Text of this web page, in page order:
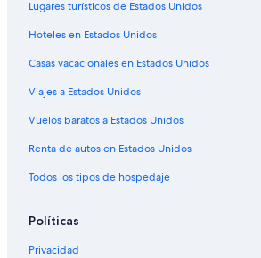
Hoteles con restaurante en Copacabana
Hoteles con hidromasaje en Copacabana
Lugares turísticos de Estados Unidos
Hoteles en Estados Unidos
Casas vacacionales en Estados Unidos
Viajes a Estados Unidos
Vuelos baratos a Estados Unidos
Renta de autos en Estados Unidos
Todos los tipos de hospedaje
Políticas
Privacidad